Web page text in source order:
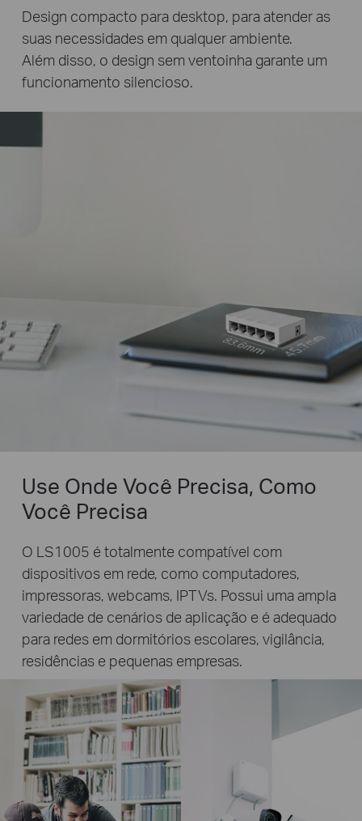
Design compacto para desktop, para atender as
suas necessidades em qualquer ambiente.
Além disso, o design sem ventoinha garante um
funcionamento silencioso.
Use Onde Você Precisa, Como
Você Precisa
O LS1005 é totalmente compatível com
dispositivos em rede, como computadores,
impressoras, webcams, IPTVs. Possui uma ampla
variedade de cenários de aplicação e é adequado
para redes em dormitórios escolares, vigilância,
residências e pequenas empresas.